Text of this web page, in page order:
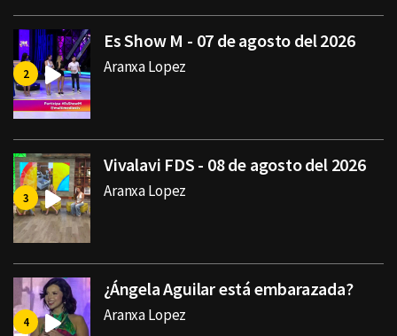
Es Show M - 07 de agosto del 2026
Aranxa Lopez
Vivalavi FDS - 08 de agosto del 2026
Aranxa Lopez
¿Ángela Aguilar está embarazada?
Aranxa Lopez